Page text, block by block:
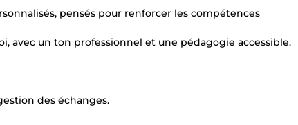
pensés pour renforcer les compétences
avec un ton professionnel et une pédagogie accessible.
des échanges.